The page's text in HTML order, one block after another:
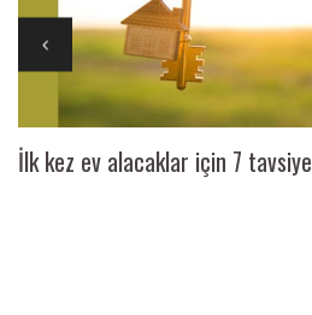
İlk kez ev alacaklar için 7 tavsiye